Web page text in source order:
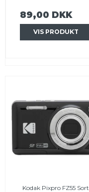
89,00 DKK
VIS PRODUKT
Kodak Pixpro FZ55 Sort